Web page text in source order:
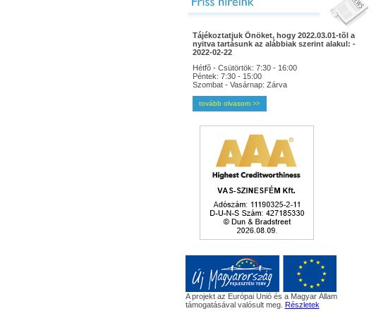
Tájékoztatjuk Önöket, hogy 2022.03.01-tõl a
nyitva tartásunk az alábbiak szerint alakul: -
2022-02-22
Hétfõ - Csütörtök: 7:30 - 16:00
Péntek: 7:30 - 15:00
Szombat - Vasárnap: Zárva
tovább olvasom >>
A projekt az Európai Unió és a Magyar Állam
támogatásával valósult meg. Részletek